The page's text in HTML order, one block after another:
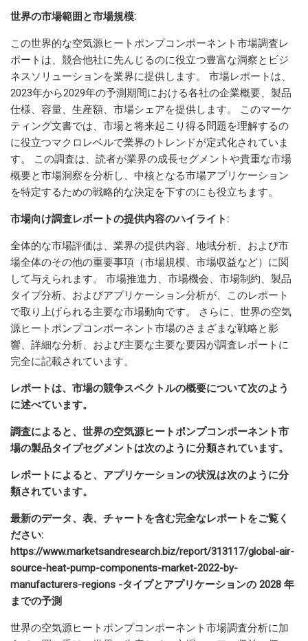
世界の市場範囲と市場規模:
この世界的な空気源ヒートポンプコンポーネント市場調査レ
ポートは、競合他社に先んじるのに役立つ豊富な洞察とビジ
ネスソリューションを業界に提供します。 市場レポートは、
2023年から2029年の予測期間における各社の企業概要、製品
仕様、容量、生産額、市場シェアを提供します。 このマーケ
ティング文書では、市場と将来起こり得る問題を理解するの
に役立つマクロレベルで業界のトレンドが定式化されていま
す。 この調査は、読者が業界の成長セグメントや貴重な市場
概要と市場洞察を分析し、中核となる市場アプリケーション
を特定するための戦略的な決定を下すのにも役立ちます。
市場向け調査レポートの提供内容のハイライト:
全体的な市場評価は、業界の提供内容、地域分析、および市
場全体のその他の重要事項（市場規模、市場収益など）に関
して与えられます。 市場推進力、市場機会、市場制約、製品
タイプ分析、およびアプリケーション分析が、このレポート
で取り上げられる主要な市場動向です。 さらに、世界の空気
源ヒートポンプコンポーネント市場のさまざまな戦略と影
響、詳細な分析、および主要な主要な要因が調査レポートに
完全に記載されています。
レポートは、市場の競争スペクトルの概要について次のよう
に述べています。
調査によると、世界の空気源ヒートポンプコンポーネント市
場の製品タイプセグメントは次のように分類されています。
レポートによると、アプリケーションの状況は次のように分
類されています。
最新のデータ、表、チャートを含む完全なレポートをご覧く
ださい:
https://www.marketsandresearch.biz/report/313117/global-air-
source-heat-pump-components-market-2022-by-
manufacturers-regions -タイプとアプリケーションの 2028 年
までの予測
世界の空気源ヒートポンプコンポーネント市場調査分析に加